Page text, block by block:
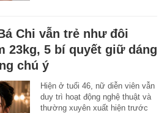
Chi vẫn trẻ như đôi
23kg, 5 bí quyết giữ dáng
chú ý
Hiện ở tuổi 46, nữ diễn viên vẫn
duy trì hoạt động nghệ thuật và
thường xuyên xuất hiện trước